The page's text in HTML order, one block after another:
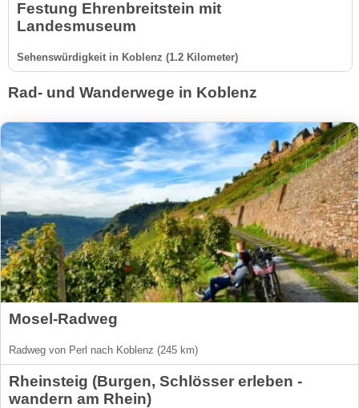
Festung Ehrenbreitstein mit
Landesmuseum
Sehenswürdigkeit in Koblenz (1.2 Kilometer)
Rad- und Wanderwege in Koblenz
Mosel-Radweg
Radweg von Perl nach Koblenz (245 km)
Rheinsteig (Burgen, Schlösser erleben -
wandern am Rhein)